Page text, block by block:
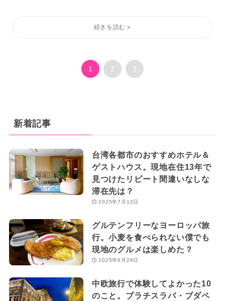
1 2 3
新着記事
台湾各都市のおすすめホテル＆
ゲストハウス。現地在住13年で
見つけたリピート間違いなしな
滞在先は？
2025年7月12日
グルテンフリーなヨーロッパ旅
行。小麦を食べられない僕でも
現地のグルメは楽しめた？
2025年6月28日
中欧旅行で体験してよかった10
のこと。ブラチスラバ・ブダペ